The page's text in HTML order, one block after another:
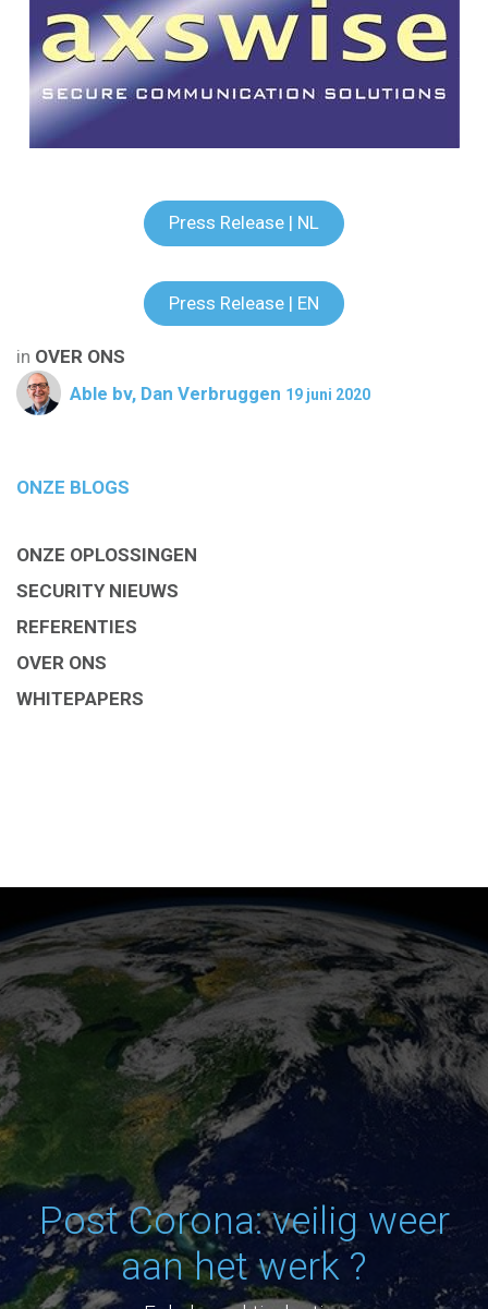
Press Release | NL
Press Release | EN
in OVER ONS
Able bv, Dan Verbruggen 19 juni 2020
ONZE BLOGS
ONZE OPLOSSINGEN
SECURITY NIEUWS
REFERENTIES
OVER ONS
WHITEPAPERS
Post Corona: veilig weer
aan het werk ?